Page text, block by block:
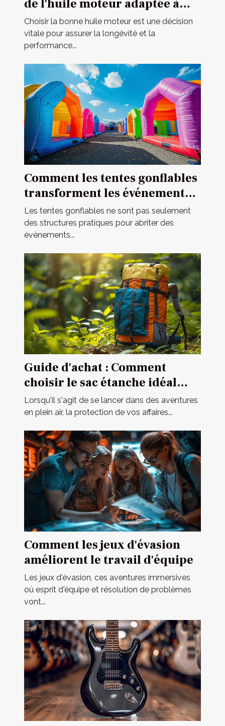
de l'huile moteur adaptée à
votre véhicule
Choisir la bonne huile moteur est une décision
vitale pour assurer la longévité et la
performance...
Comment les tentes gonflables
transforment les événements
en spectacles
Les tentes gonflables ne sont pas seulement
des structures pratiques pour abriter des
événements...
Guide d'achat : Comment
choisir le sac étanche idéal
pour vos activités ?
Lorsqu'il s'agit de se lancer dans des aventures
en plein air, la protection de vos affaires...
Comment les jeux d'évasion
améliorent le travail d'équipe
Les jeux d'évasion, ces aventures immersives
où esprit d'équipe et résolution de problèmes
vont...